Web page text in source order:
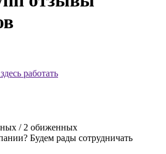
работать
/ 2 обиженных
Будем рады сотрудничать